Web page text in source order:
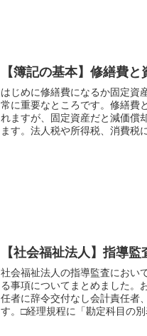
【簿記の基本】修繕費
はじめに修繕費になるか固定資
常に重要なところです。修繕費
れますが、固定資産だと減価償
ます。法人税や所得税、消費税
【社会福祉法人】指導
社会福祉法人の指導監査におい
る事項についてまとめました。
任者に辞令交付なし会計責任者
す。□経理規程に「勘定科目の